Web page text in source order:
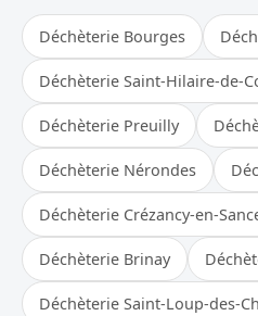
Déchèterie Bourges
Déchèterie Saint-Hilaire-de-
Déchèterie Preuilly
Déchèterie Nérondes
Déchèterie Crézancy-en-
Déchèterie Brinay
Déchèterie Saint-Loup-des-